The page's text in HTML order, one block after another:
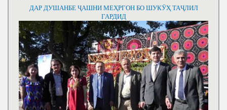
ДАР ДУШАНБЕ ҶАШНИ МЕҲРГОН БО ШУКӮҲ ТАҶЛИЛ
ГАРДИД